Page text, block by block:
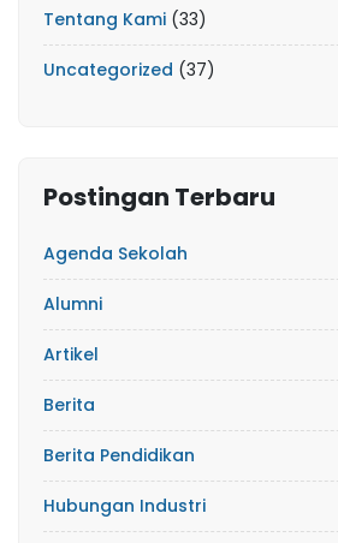
Tentang Kami (33)
Uncategorized (37)
Postingan Terbaru
Agenda Sekolah
Alumni
Artikel
Berita
Berita Pendidikan
Hubungan Industri